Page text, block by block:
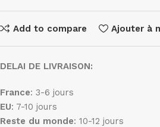
Add to compare Ajouter à
DELAI DE LIVRAISON:
France: 3-6 jours
EU: 7-10 jours
Reste du monde: 10-12 jours